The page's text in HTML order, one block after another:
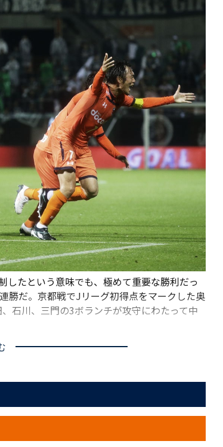
たという意味でも、極めて重要な勝利だっ
勝だ。京都戦でJリーグ初得点をマークした奥
石川、三門の3ボランチが攻守にわたって中
響は感じさせない。立ち上がりから長短織り
ンスを演出した。
線からの守備が光った。相手がクリアしよ
った。そのまま持ち込んでシュート。一度
ぼれ球を押し込んだ。